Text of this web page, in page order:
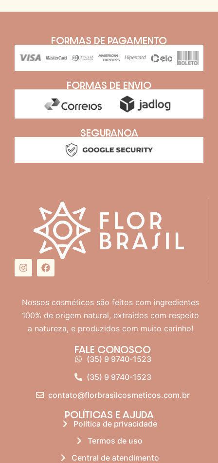
FORMAS DE PAGAMENTO
FORMAS DE ENVIO
SEGURANÇA
Nossos cosméticos são feitos com ingredientes
100% de origem natural, extraídos com respeito
a natureza, e produzidos com muito carinho!
FALE CONOSCO
(35) 9 9740-1523
(35) 9 9740-1523
contato@florbrasilcosmeticos.com.br
POLÍTICAS E AJUDA
Política de privacidade
Termos de uso
Central de atendimento